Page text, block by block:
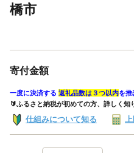
橋市
寄付金額
一度に決済する 返礼品数は３つ以内を推
🔰ふるさと納税が初めての方、詳しく知
仕組みについて知る